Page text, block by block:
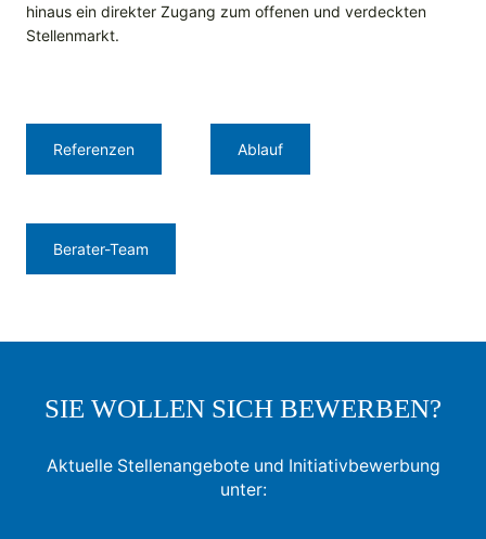
hinaus ein direkter Zugang zum offenen und verdeckten
Stellenmarkt.
Referenzen Ablauf
Berater-Team
SIE WOLLEN SICH BEWERBEN?
Aktuelle Stellenangebote und Initiativbewerbung
unter: